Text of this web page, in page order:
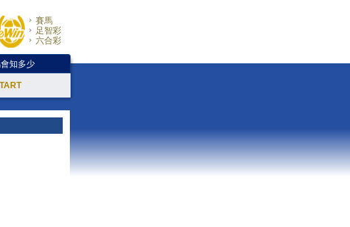
賽馬
足智彩
六合彩
知多少